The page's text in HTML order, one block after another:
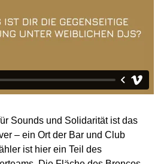
Sounds und Solidarität ist das
– ein Ort der Bar und Club
ist hier ein Teil des